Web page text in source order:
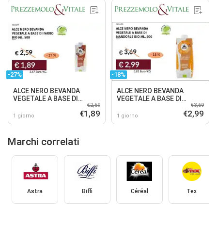
-27%
ALCE NERO BEVANDA
VEGETALE A BASE DI
1 giorno
€2,59
€1,89
-18%
ALCE NERO BEVANDA
VEGETALE A BASE DI
1 giorno
€3,69
€2,99
Marchi correlati
Astra Biffi Céréal Tex